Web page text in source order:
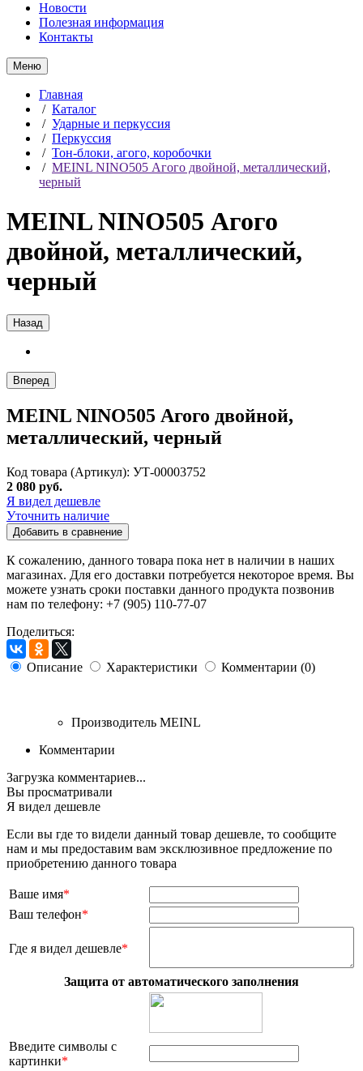
Новости
Полезная информация
Контакты
Меню
Главная
/ Каталог
/ Ударные и перкуссия
/ Перкуссия
/ Тон-блоки, агого, коробочки
/ MEINL NINO505 Агого двойной, металлический,
черный
MEINL NINO505 Агого
двойной, металлический,
черный
Назад
Вперед
MEINL NINO505 Агого двойной,
металлический, черный
Код товара (Артикул): УТ-00003752
2 080 руб.
Я видел дешевле
Уточнить наличие
Добавить в сравнение
К сожалению, данного товара пока нет в наличии в наших
магазинах. Для его доставки потребуется некоторое время. Вы
можете узнать сроки поставки данного продукта позвонив
нам по телефону: +7 (905) 110-77-07
Поделиться:
Описание Характеристики Комментарии (0)
Производитель MEINL
Комментарии
Загрузка комментариев...
Вы просматривали
Я видел дешевле
Если вы где то видели данный товар дешевле, то сообщите
нам и мы предоставим вам эксклюзивное предложение по
приобретению данного товара
Ваше имя*
Ваш телефон*
Где я видел дешевле*
Защита от автоматического заполнения
Введите символы с
картинки*